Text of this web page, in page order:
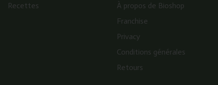
Recettes
À propos de Bioshop
Franchise
Privacy
Conditions générales
Retours